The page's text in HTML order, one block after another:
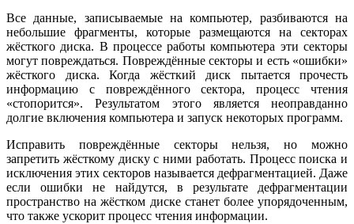
Все данные, записываемые на компьютер, разбиваются на
небольшие фрагменты, которые размещаются на секторах
жёсткого диска. В процессе работы компьютера эти секторы
могут повреждаться. Повреждённые секторы и есть «ошибки»
жёсткого диска. Когда жёсткий диск пытается прочесть
информацию с повреждённого сектора, процесс чтения
«стопорится». Результатом этого является неоправданно
долгие включения компьютера и запуск некоторых программ.
Исправить повреждённые секторы нельзя, но можно
запретить жёсткому диску с ними работать. Процесс поиска и
исключения этих секторов называется дефрагментацией. Даже
если ошибки не найдутся, в результате дефрагментации
пространство на жёстком диске станет более упорядоченным,
что также ускорит процесс чтения информации.